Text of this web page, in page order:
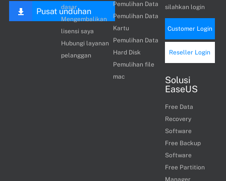
Pusat unduhan
dasar
Mengembalikan
lisensi saya
Hubungi layanan
pelanggan
Pemulihan Data
Pemulihan Data
Kartu
Pemulihan Data
Hard Disk
Pemulihan file
mac
silahkan login
Customer Login
Reseller Login
Solusi
EaseUS
Free Data
Recovery
Software
Free Backup
Software
Free Partition
Manager